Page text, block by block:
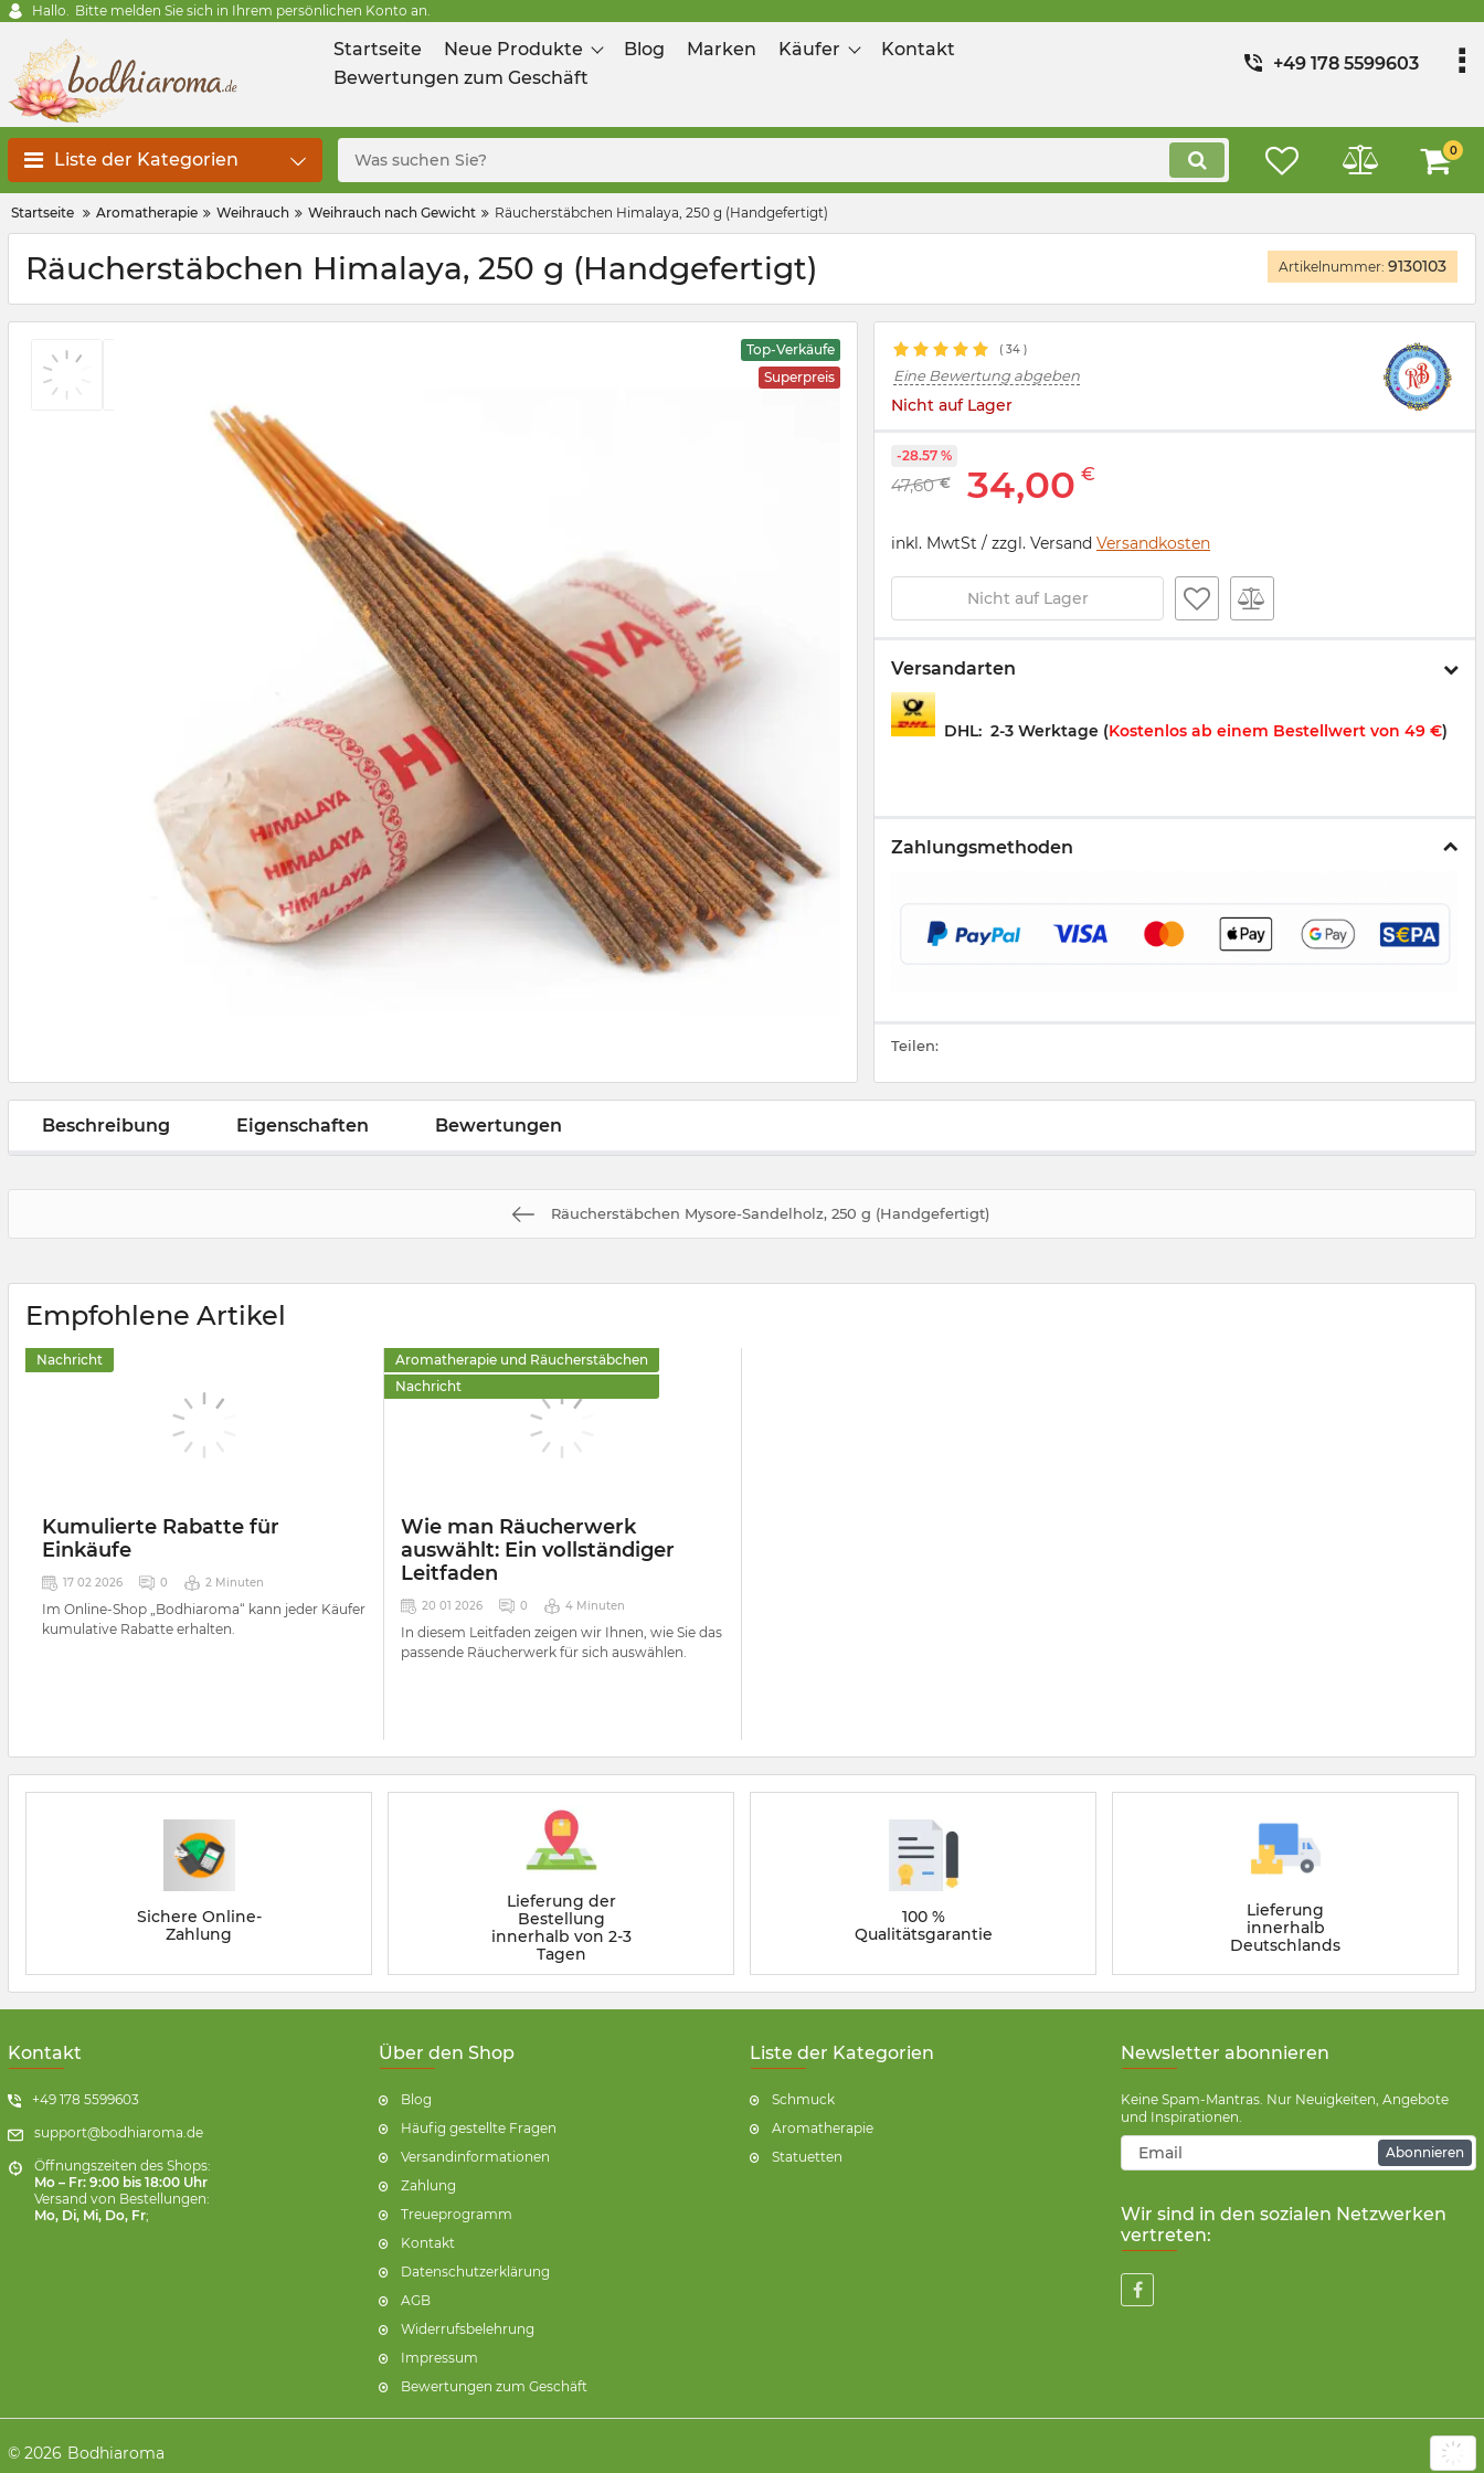
Hallo. Bitte melden Sie sich in Ihrem persönlichen Konto an.
Startseite Neue Produkte Blog Marken Käufer
Kontakt
Bewertungen zum Geschäft
+49 178 5599603
Liste der Kategorien 0
Startseite Aromatherapie Weihrauch Weihrauch nach Gewicht Räucherstäbchen Himalaya, 250 g (Handgefertigt)
Räucherstäbchen Himalaya, 250 g (Handgefertigt) Artikelnummer: 9130103
Top-Verkäufe
Superpreis
( 34 )
Eine Bewertung abgeben
Nicht auf Lager
47,60 € 34,00 €
-28.57 %
inkl. MwtSt / zzgl. Versand Versandkosten
Nicht auf Lager
Versandarten
DHL: 2-3 Werktage (Kostenlos ab einem Bestellwert von 49 €)
Zahlungsmethoden
Teilen:
Beschreibung Eigenschaften Bewertungen
Räucherstäbchen Mysore-Sandelholz, 250 g (Handgefertigt)
Empfohlene Artikel
Nachricht
Kumulierte Rabatte für
Einkäufe
17 02 2026 0 2 Minuten
Im Online-Shop „Bodhiaroma“ kann jeder Käufer
kumulative Rabatte erhalten.
Aromatherapie und Räucherstäbchen
Nachricht
Wie man Räucherwerk
auswählt: Ein vollständiger
Leitfaden
20 01 2026 0 4 Minuten
In diesem Leitfaden zeigen wir Ihnen, wie Sie das
passende Räucherwerk für sich auswählen.
Sichere Online-
Zahlung
Lieferung der
Bestellung
innerhalb von 2-3
Tagen
100 %
Qualitätsgarantie
Lieferung
innerhalb
Deutschlands
Kontakt
+49 178 5599603
support@bodhiaroma.de
Öffnungszeiten des Shops:
Mo – Fr: 9:00 bis 18:00 Uhr
Versand von Bestellungen:
Mo, Di, Mi, Do, Fr;
Über den Shop
Blog
Häufig gestellte Fragen
Versandinformationen
Zahlung
Treueprogramm
Kontakt
Datenschutzerklärung
AGB
Widerrufsbelehrung
Impressum
Bewertungen zum Geschäft
Liste der Kategorien
Schmuck
Aromatherapie
Statuetten
Newsletter abonnieren
Keine Spam-Mantras. Nur Neuigkeiten, Angebote
und Inspirationen.
Abonnieren
Wir sind in den sozialen Netzwerken
vertreten:
© 2026 Bodhiaroma